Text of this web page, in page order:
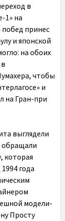
в
1» на
побед принес
и японской
на обоих
чтобы
и
на Гран-при
выглядели
обращали
которая
года
модели-
Просту